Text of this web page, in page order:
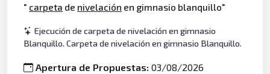
" carpeta de nivelación en gimnasio blanquillo"
Ejecución de carpeta de nivelación en gimnasio
Blanquillo. Carpeta de nivelación en gimnasio Blanquillo.
Apertura de Propuestas:03/08/2026